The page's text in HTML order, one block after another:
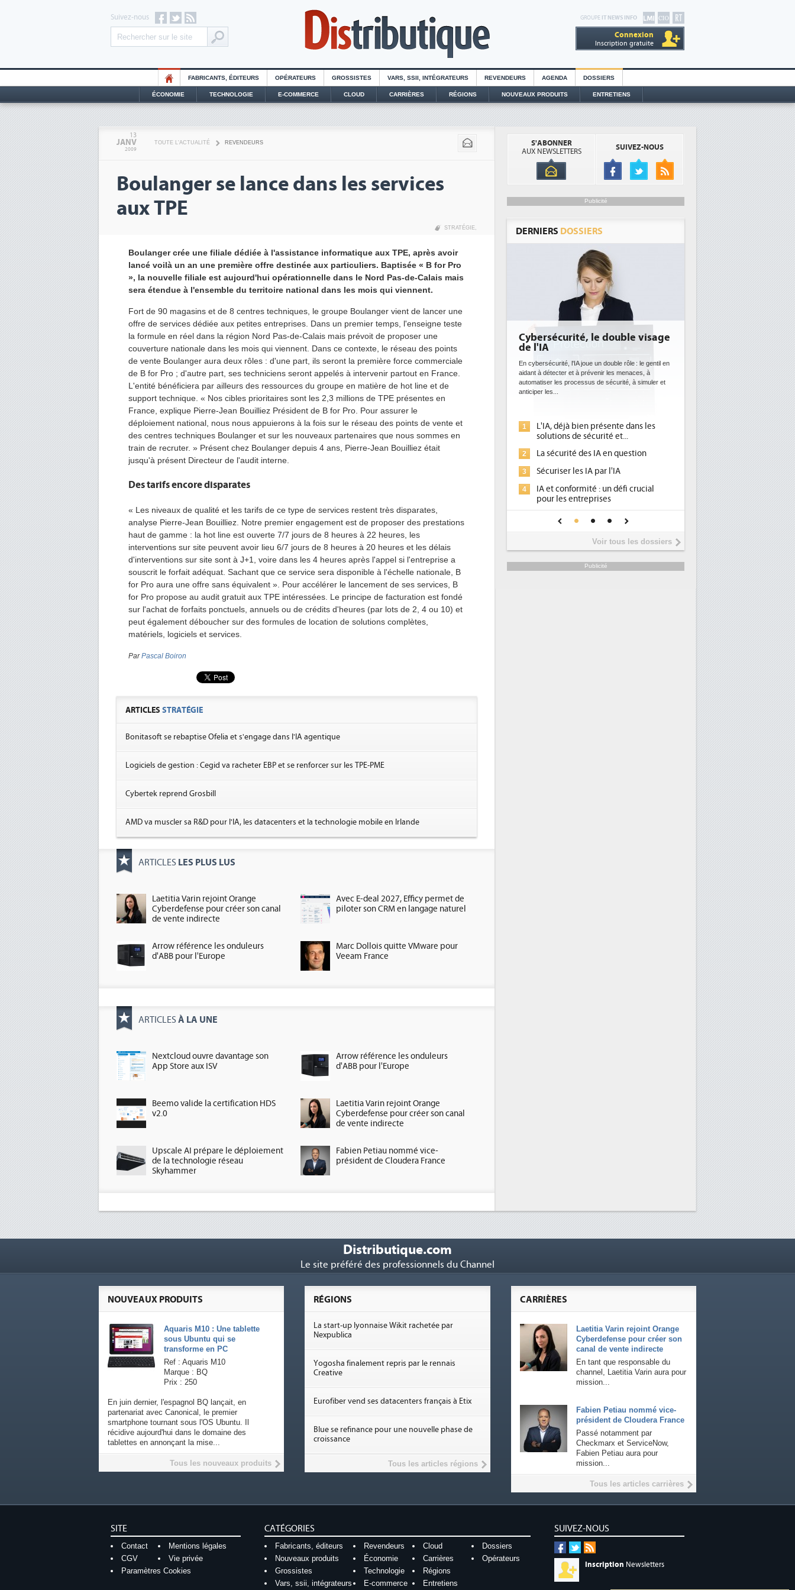
GROUPE IT NEWS INFO
Connexion
Inscription gratuite
Suivez-nous
FABRICANTS, ÉDITEURS OPÉRATEURS GROSSISTES VARS, SSII, INTÉGRATEURS REVENDEURS AGENDA DOSSIERS
ÉCONOMIE TECHNOLOGIE E-COMMERCE CLOUD CARRIÈRES RÉGIONS NOUVEAUX PRODUITS ENTRETIENS
13
JANV
2009
TOUTE L'ACTUALITÉ REVENDEURS
Boulanger se lance dans les services
aux TPE
STRATÉGIE,
Boulanger crée une filiale dédiée à l'assistance informatique aux TPE, après avoir
lancé voilà un an une première offre destinée aux particuliers. Baptisée « B for Pro
», la nouvelle filiale est aujourd'hui opérationnelle dans le Nord Pas-de-Calais mais
sera étendue à l'ensemble du territoire national dans les mois qui viennent.
Fort de 90 magasins et de 8 centres techniques, le groupe Boulanger vient de lancer une
offre de services dédiée aux petites entreprises. Dans un premier temps, l'enseigne teste
la formule en réel dans la région Nord Pas-de-Calais mais prévoit de proposer une
couverture nationale dans les mois qui viennent. Dans ce contexte, le réseau des points
de vente Boulanger aura deux rôles : d'une part, ils seront la première force commerciale
de B for Pro ; d'autre part, ses techniciens seront appelés à intervenir partout en France.
L'entité bénéficiera par ailleurs des ressources du groupe en matière de hot line et de
support technique. « Nos cibles prioritaires sont les 2,3 millions de TPE présentes en
France, explique Pierre-Jean Bouilliez Président de B for Pro. Pour assurer le
déploiement national, nous nous appuierons à la fois sur le réseau des points de vente et
des centres techniques Boulanger et sur les nouveaux partenaires que nous sommes en
train de recruter. » Présent chez Boulanger depuis 4 ans, Pierre-Jean Bouilliez était
jusqu'à présent Directeur de l'audit interne.
Des tarifs encore disparates
« Les niveaux de qualité et les tarifs de ce type de services restent très disparates,
analyse Pierre-Jean Bouilliez. Notre premier engagement est de proposer des prestations
haut de gamme : la hot line est ouverte 7/7 jours de 8 heures à 22 heures, les
interventions sur site peuvent avoir lieu 6/7 jours de 8 heures à 20 heures et les délais
d'interventions sur site sont à J+1, voire dans les 4 heures après l'appel si l'entreprise a
souscrit le forfait adéquat. Sachant que ce service sera disponible à l'échelle nationale, B
for Pro aura une offre sans équivalent ». Pour accélérer le lancement de ses services, B
for Pro propose au audit gratuit aux TPE intéressées. Le principe de facturation est fondé
sur l'achat de forfaits ponctuels, annuels ou de crédits d'heures (par lots de 2, 4 ou 10) et
peut également déboucher sur des formules de location de solutions complètes,
matériels, logiciels et services.
ParPascal Boiron
ARTICLES STRATÉGIE
Bonitasoft se rebaptise Ofelia et s'engage dans l'IA agentique
Logiciels de gestion : Cegid va racheter EBP et se renforcer sur les TPE-PME
Cybertek reprend Grosbill
AMD va muscler sa R&D pour l'IA, les datacenters et la technologie mobile en Irlande
ARTICLES LES PLUS LUS
Laetitia Varin rejoint Orange
Cyberdefense pour créer son canal
de vente indirecte
Avec E-deal 2027, Efficy permet de
piloter son CRM en langage naturel
Arrow référence les onduleurs
d'ABB pour l'Europe
Marc Dollois quitte VMware pour
Veeam France
ARTICLES À LA UNE
Nextcloud ouvre davantage son
App Store aux ISV
Arrow référence les onduleurs
d'ABB pour l'Europe
Beemo valide la certification HDS
v2.0
Laetitia Varin rejoint Orange
Cyberdefense pour créer son canal
de vente indirecte
Upscale AI prépare le déploiement
de la technologie réseau
Skyhammer
Fabien Petiau nommé vice-
président de Cloudera France
S'ABONNER
AUX NEWSLETTERS
SUIVEZ-NOUS
Publicité
DERNIERS DOSSIERS
Cybersécurité, le double visage
de l'IA
En cybersécurité, l'IA joue un double rôle : le gentil en
aidant à détecter et à prévenir les menaces, à
automatiser les processus de sécurité, à simuler et
anticiper les...
L'IA, déjà bien présente dans les
solutions de sécurité et...
La sécurité des IA en question
Sécuriser les IA par l'IA
IA et conformité : un défi crucial
pour les entreprises
Une IA de confiance pour une IA
6
Voir tous les dossiers
Publicité
Distributique.com
Le site préféré des professionnels du Channel
CARRIÈRES
Laetitia Varin rejoint Orange
Cyberdefense pour créer son
canal de vente indirecte
En tant que responsable du
channel, Laetitia Varin aura pour
mission...
Fabien Petiau nommé vice-
président de Cloudera France
Passé notamment par
Checkmarx et ServiceNow,
Fabien Petiau aura pour
mission...
Tous les articles carrières
NOUVEAUX PRODUITS
Aquaris M10 : Une tablette
sous Ubuntu qui se
transforme en PC
Ref : Aquaris M10
Marque : BQ
Prix : 250
En juin dernier, l'espagnol BQ lançait, en
partenariat avec Canonical, le premier
smartphone tournant sous l'OS Ubuntu. Il
récidive aujourd'hui dans le domaine des
tablettes en annonçant la mise...
Tous les nouveaux produits
RÉGIONS
La start-up lyonnaise Wikit rachetée par
Nexpublica
Yogosha finalement repris par le rennais
Creative
Eurofiber vend ses datacenters français à Etix
Blue se refinance pour une nouvelle phase de
croissance
Tous les articles régions
SUIVEZ-NOUS
Inscription Newsletters
SITE
Contact
Mentions légales
CGV
Vie privée
Paramètres Cookies
CATÉGORIES
Fabricants, éditeurs Revendeurs Cloud
Dossiers
Nouveaux produits
Économie Carrières
Opérateurs
Grossistes
Technologie
Régions
Vars, ssii, intégrateurs
E-commerce Entretiens